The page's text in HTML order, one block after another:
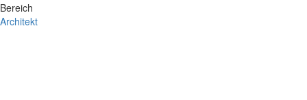
Bereich
Architekt